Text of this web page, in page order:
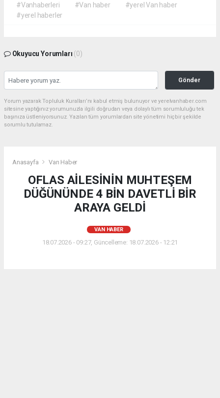
#Vanhaberleri #Van haber
#yerel Van haber
#yerel haberler
Okuyucu Yorumları (0)
Gönder
Yorum yazarak Topluluk Kuralları’nı kabul etmiş bulunuyor ve yerelvanhaber.com
sitesine yaptığınız yorumunuzla ilgili doğrudan veya dolaylı tüm sorumluluğu tek
başınıza üstleniyorsunuz. Yazılan tüm yorumlardan site yönetimi hiçbir şekilde
sorumlu tutulamaz.
Anasayfa Van Haber
OFLAS AİLESİNİN MUHTEŞEM
DÜĞÜNÜNDE 4 BİN DAVETLİ BİR
ARAYA GELDİ
VAN HABER
18.07.2026 - 09:27, Güncelleme: 18.07.2026 - 12:21